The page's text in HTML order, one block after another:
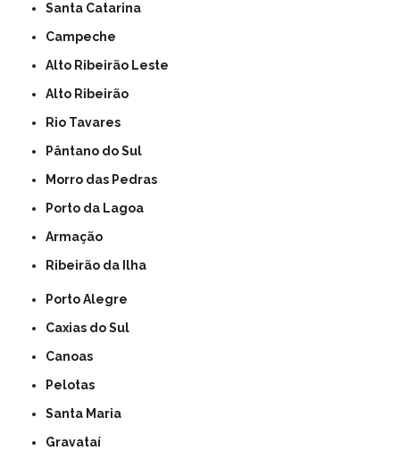
Santa Catarina
Campeche
Alto Ribeirão Leste
Alto Ribeirão
Rio Tavares
Pântano do Sul
Morro das Pedras
Porto da Lagoa
Armação
Ribeirão da Ilha
Porto Alegre
Caxias do Sul
Canoas
Pelotas
Santa Maria
Gravataí